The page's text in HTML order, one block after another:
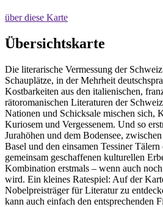
über diese Karte
Übersichtskarte
Die literarische Vermessung der
Schauplätze, in der Mehrheit
Kostbarkeiten aus den italienischen,
rätoromanischen Literaturen der
Nationen und Schicksale mischen sich,
Kuriosem und Vergessenem. Und so
Jurahöhen und dem Bodensee,
Basel und den einsamen Tessiner
gemeinsam geschaffenen kulturellen
Kombination erstmals – wenn auch
wird. Ein kleines Ratespiel: Auf der
Nobelpreisträger für Literatur zu
kann auch einfach den entsprechenden